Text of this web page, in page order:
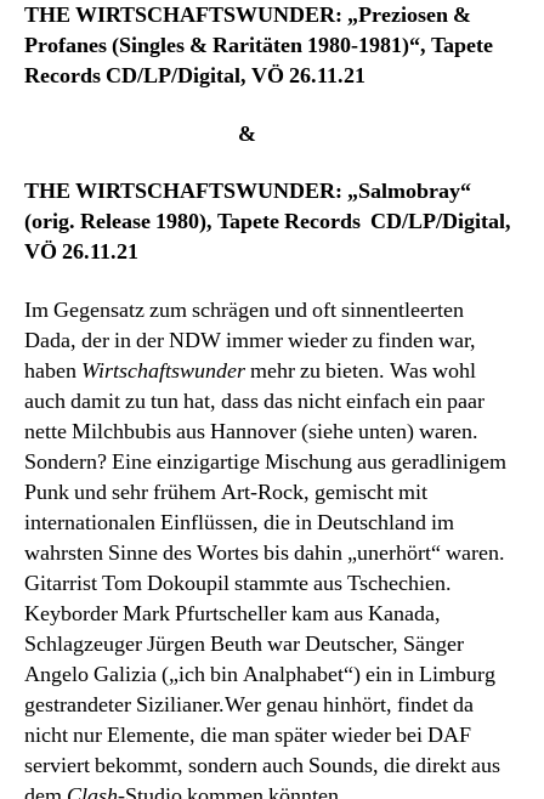
THE WIRTSCHAFTSWUNDER: „Preziosen &
Profanes (Singles & Raritäten 1980-1981)“, Tapete
Records CD/LP/Digital, VÖ 26.11.21
&
THE WIRTSCHAFTSWUNDER: „Salmobray“
(orig. Release 1980), Tapete Records CD/LP/Digital,
VÖ 26.11.21
Im Gegensatz zum schrägen und oft sinnentleerten
Dada, der in der NDW immer wieder zu finden war,
haben Wirtschaftswundermehr zu bieten. Was wohl
auch damit zu tun hat, dass das nicht einfach ein paar
nette Milchbubis aus Hannover (siehe unten) waren.
Sondern? Eine einzigartige Mischung aus geradlinigem
Punk und sehr frühem Art-Rock, gemischt mit
internationalen Einflüssen, die in Deutschland im
wahrsten Sinne des Wortes bis dahin „unerhört“ waren.
Gitarrist Tom Dokoupil stammte aus Tschechien.
Keyborder Mark Pfurtscheller kam aus Kanada,
Schlagzeuger Jürgen Beuth war Deutscher, Sänger
Angelo Galizia („ich bin Analphabet“) ein in Limburg
gestrandeter Sizilianer.Wer genau hinhört, findet da
nicht nur Elemente, die man später wieder bei DAF
serviert bekommt, sondern auch Sounds, die direkt aus